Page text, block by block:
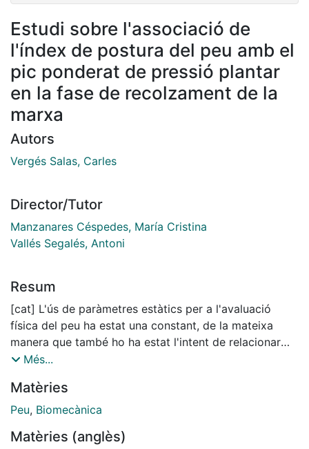
Estudi sobre l'associació de
l'índex de postura del peu amb el
pic ponderat de pressió plantar
en la fase de recolzament de la
marxa
Autors
Vergés Salas, Carles
Director/Tutor
Manzanares Céspedes, María Cristina
Vallés Segalés, Antoni
Resum
[cat] L'ús de paràmetres estàtics per a l'avaluació
física del peu ha estat una constant, de la mateixa
manera que també ho ha estat l'intent de relacionar
aquests paràmetres amb les diferents patologies
2008 no sorgeix un sistema d'examen tridimensional
estàtica del peu (Foot Posture Index-6) que faciliti la
bipedestació estàtica. Però aquest sistema no ha estat
Més...
Matèries
Peu, Biomecànica
Matèries (anglès)